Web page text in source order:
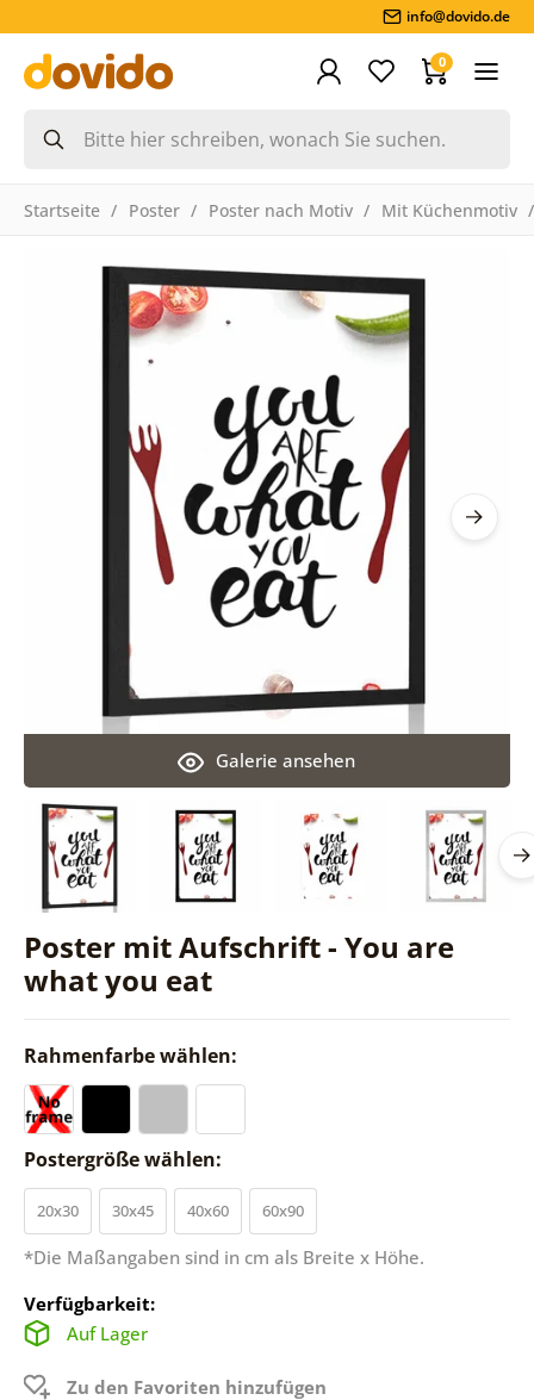
info@dovido.de
0
Startseite Poster Poster nach Motiv Mit Küchenmotiv
Poster mit Aufschrift - You are
what you eat
Galerie ansehen
Rahmenfarbe wählen:
Postergröße wählen:
20x30 30x45 40x60 60x90
*Die Maßangaben sind in cm als Breite x Höhe.
Verfügbarkeit:
Auf Lager
Zu den Favoriten hinzufügen